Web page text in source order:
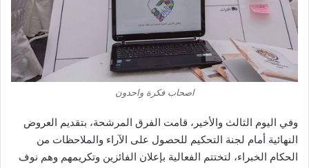
اصحاب فكرة واحدون
وفي اليوم الثالث والأخير، قامت الفرق المرشحة، بتقديم العروض
النهائية أمام لجنة التحكيم للحصول على الآراء والملاحظات من
الحكام الخبراء، لتختتم الفعالية بإعلان الفائزين وتكريمهم وهم نوف